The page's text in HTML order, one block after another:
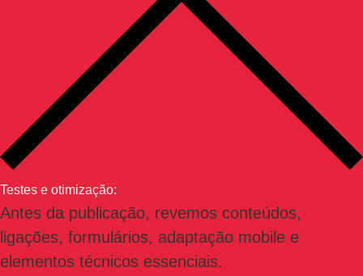
Testes e otimização:
Antes da publicação, revemos conteúdos,
ligações, formulários, adaptação mobile e
elementos técnicos essenciais.